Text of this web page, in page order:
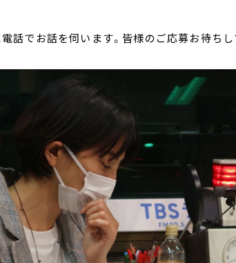
話でお話を伺います。皆様のご応募お待ちし